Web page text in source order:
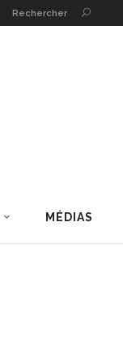
Rechercher
MÉDIAS